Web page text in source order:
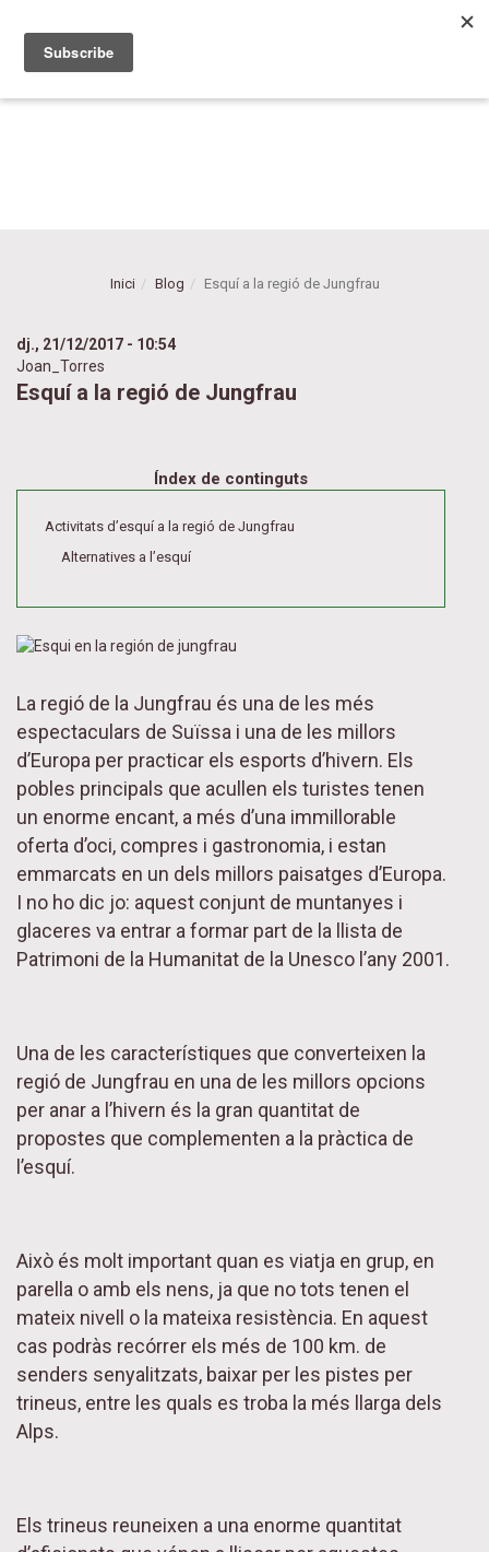
contingut
Blog de Suïssa
Inici Blog Esquí a la regió de Jungfrau
dj., 21/12/2017 - 10:54
Joan_Torres
Esquí a la regió de Jungfrau
Índex de continguts
Activitats d’esquí a la regió de Jungfrau
Alternatives a l’esquí
La regió de la Jungfrau és una de les més
espectaculars de Suïssa i una de les millors
d’Europa per practicar els esports d’hivern. Els
pobles principals que acullen els turistes tenen
un enorme encant, a més d’una immillorable
oferta d’oci, compres i gastronomia, i estan
emmarcats en un dels millors paisatges d’Europa.
I no ho dic jo: aquest conjunt de muntanyes i
glaceres va entrar a formar part de la llista de
Patrimoni de la Humanitat de la Unesco l’any 2001.
Una de les característiques que converteixen la
regió de Jungfrau en una de les millors opcions
per anar a l’hivern és la gran quantitat de
propostes que complementen a la pràctica de
l’esquí.
Això és molt important quan es viatja en grup, en
parella o amb els nens, ja que no tots tenen el
mateix nivell o la mateixa resistència. En aquest
cas podràs recórrer els més de 100 km. de
senders senyalitzats, baixar per les pistes per
trineus, entre les quals es troba la més llarga dels
Alps.
Els trineus reuneixen a una enorme quantitat